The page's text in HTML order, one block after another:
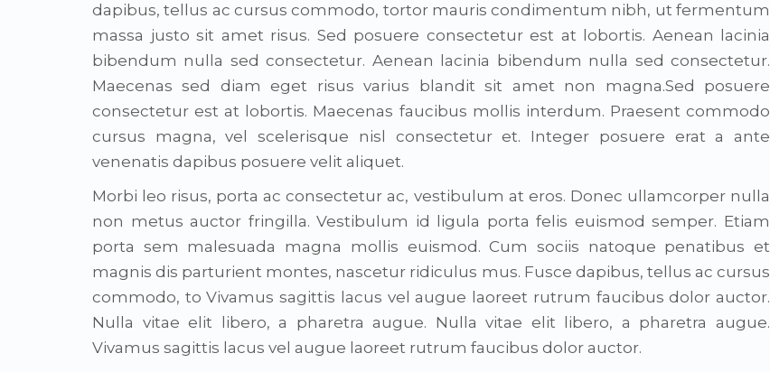
dapibus, tellus ac cursus commodo, tortor mauris condimentum nibh, ut fermentum
massa justo sit amet risus. Sed posuere consectetur est at lobortis. Aenean lacinia
bibendum nulla sed consectetur. Aenean lacinia bibendum nulla sed consectetur.
Maecenas sed diam eget risus varius blandit sit amet non magna.Sed posuere
consectetur est at lobortis. Maecenas faucibus mollis interdum. Praesent commodo
cursus magna, vel scelerisque nisl consectetur et. Integer posuere erat a ante
venenatis dapibus posuere velit aliquet.
Morbi leo risus, porta ac consectetur ac, vestibulum at eros. Donec ullamcorper nulla
non metus auctor fringilla. Vestibulum id ligula porta felis euismod semper. Etiam
porta sem malesuada magna mollis euismod. Cum sociis natoque penatibus et
magnis dis parturient montes, nascetur ridiculus mus. Fusce dapibus, tellus ac cursus
commodo, to Vivamus sagittis lacus vel augue laoreet rutrum faucibus dolor auctor.
Nulla vitae elit libero, a pharetra augue. Nulla vitae elit libero, a pharetra augue.
Vivamus sagittis lacus vel augue laoreet rutrum faucibus dolor auctor.